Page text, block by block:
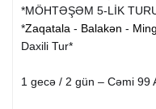
*MÖHTƏŞƏM 5-LİK
*Zaqatala - Balakən -
Daxili Tur*
1 gecə / 2 gün – Cəmi 99